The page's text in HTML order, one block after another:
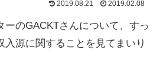
2019.08.21
2019.02.08
ーのGACKTさんについて、すっ
入源に関することを見てまいり